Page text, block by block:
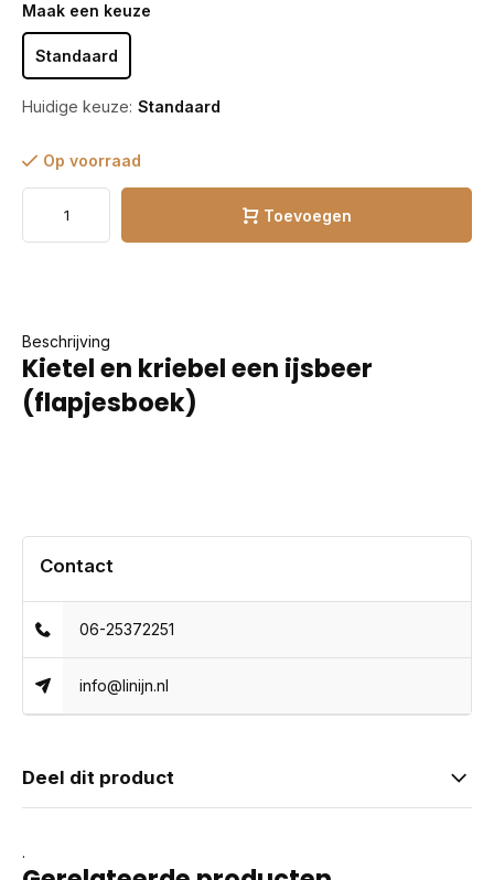
Maak een keuze
Standaard
Huidige keuze: Standaard
Op voorraad
Toevoegen
Beschrijving
Kietel en kriebel een ijsbeer
(flapjesboek)
Contact
06-25372251
info@linijn.nl
Deel dit product
.